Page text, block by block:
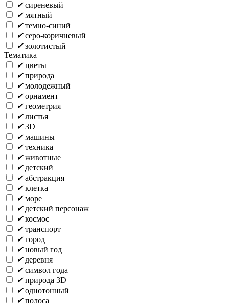
✔ сиреневый
✔ мятный
✔ темно-синий
✔ серо-коричневый
✔ золотистый
Тематика
✔ цветы
✔ природа
✔ молодежный
✔ орнамент
✔ геометрия
✔ листья
✔ 3D
✔ машины
✔ техника
✔ животные
✔ детский
✔ абстракция
✔ клетка
✔ море
✔ детский персонаж
✔ космос
✔ транспорт
✔ город
✔ новый год
✔ деревня
✔ символ года
✔ природа 3D
✔ однотонный
✔ полоса